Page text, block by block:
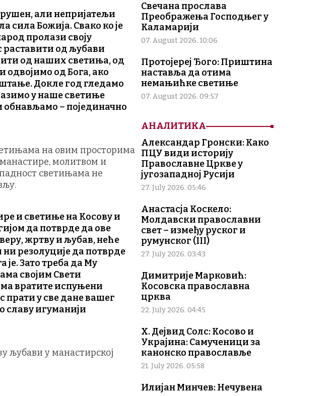
али непријатељи
сила Божија. Свако ко је
пролази своју
раставити од љубави
од наших светиња, од
одвојимо од Бога, ако
Докле год гледамо
у наше светиње
обнављамо – појединачно
на овим просторима
молитвом и
светињама не
и светиње на Косову и
да потврде да ове
жртву и љубав, неће
резолуције да потврде
је. Зато треба да Му
својим Свети
вратите испуњени
прати у све дане вашег
славу игуманији
љубави у манастирској
Свечана прослава
Преображења Господњег у
Каламарији
07. August 2026. 10:06
Протојереј Ђого: Приштина
наставља да отима
немањићке светиње
07. August 2026. 09:57
АНАЛИТИКА
Александар Гронски: Како
ПЦУ види историју
Православне Цркве у
југозападној Русији
27. July 2026. 05:46
Анастасја Коскело:
Молдавски православни
свет – између руског и
румунског (III)
27. July 2026. 03:43
Димитрије Марковић:
Косовска православна
црква
22. July 2026. 04:45
Х. Дејвид Солс: Косово и
Украјина: Самученици за
канонско православље
21. July 2026. 05:58
Илијан Минчев: Нечувена